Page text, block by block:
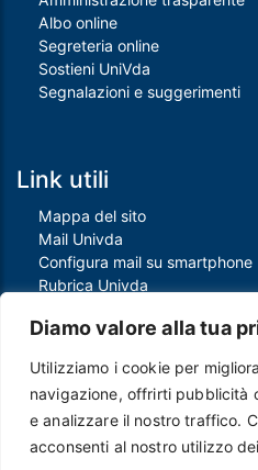
Diamo valore alla tua
Utilizziamo i cookie per
navigazione, offrirti pubblicità
e analizzare il nostro traffico.
acconsenti al nostro utilizzo
Albo online
Segreteria online
Sostieni UniVda
Segnalazioni e suggerimenti
Link utili
Mappa del sito
Mail Univda
Configura mail su smartphone
Rubrica Univda
Piè di pagina
Crediti
Note legali
Contatti